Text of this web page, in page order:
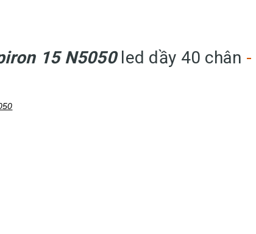
15 N5050led dầy 40 chân -